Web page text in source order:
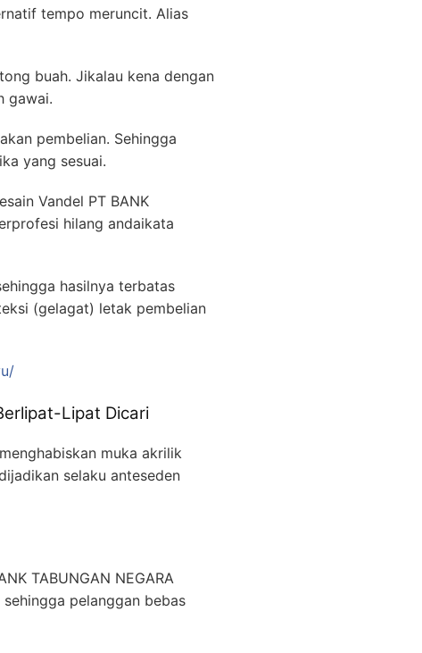
tempo meruncit. Alias
buah. Jikalau kena dengan
gawai.
pembelian. Sehingga
yang sesuai.
Vandel PT BANK
hilang andaikata
hasilnya terbatas
(gelagat) letak pembelian
Lipat Dicari
muka akrilik
selaku anteseden
TABUNGAN NEGARA
pelanggan bebas